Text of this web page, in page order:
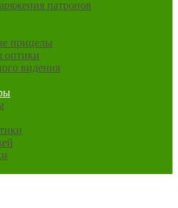
патронов
прицелы
оптики
видения